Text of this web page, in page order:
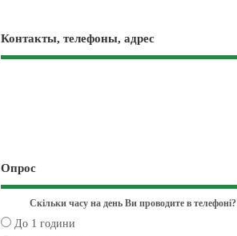
Контакты, телефоны, адрес
Опрос
Скільки часу на день Ви проводите в телефоні?
До 1 години